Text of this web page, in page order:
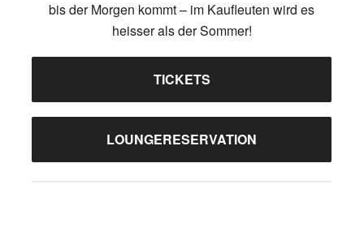
bis der Morgen kommt – im Kaufleuten wird es
heisser als der Sommer!
TICKETS
LOUNGERESERVATION